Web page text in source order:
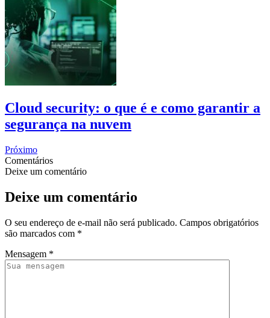
Cloud security: o que é e como garantir a
segurança na nuvem
Próximo
Comentários
Deixe um comentário
Deixe um comentário
O seu endereço de e-mail não será publicado. Campos obrigatórios
são marcados com *
Mensagem *